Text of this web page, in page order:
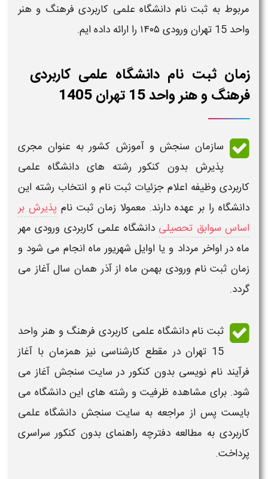
مربوط به ثبت نام دانشگاه علمی کاربردی فرهنگ و هنر
واحد 15 تهران
ورودی ۱۴۰۵ را ارائه داده ایم.
زمان ثبت نام دانشگاه علمی کاربردی
فرهنگ و هنر واحد 15 تهران 1405
سازمان سنجش و آموزش کشور به عنوان مجری
پذیرش بدون کنکور رشته های دانشگاه علمی
کاربردی وظیفه اعلام جزئیات ثبت نام و انتخاب رشته این
دانشگاه را بر عهده دارند. معمولا زمان ثبت نام پذیرش بر
اساس سوابق تحصیلی دانشگاه علمی کاربردی ورودی مهر
ماه در اواخر مرداد و یا اوایل شهریور ماه انجام می شود و
زمان ثبت نام ورودی بهمن ماه از آذر همان سال آغاز می
گردد.
ثبت نام دانشگاه علمی کاربردی فرهنگ و هنر واحد
15 تهران در مقطع کارشناسی
نیز همزمان با آغاز
فرآیند نام نویسی بدون کنکور در سایت سنجش آغاز می
شود. برای مشاهده ظرفیت و رشته های این دانشگاه می
بایست پس از مراجعه به سایت سنجش دانشگاه علمی
کاربردی به مطالعه دفترچه راهنمای بدون کنکور سراسری
پرداخت.